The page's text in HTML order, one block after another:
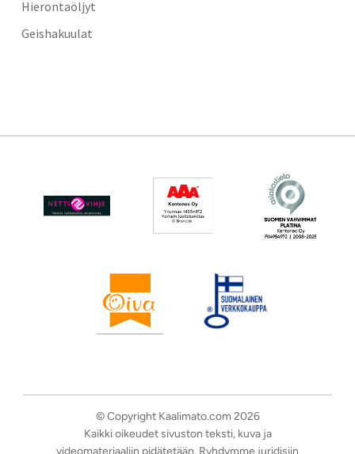
Hierontaöljyt
Geishakuulat
© Copyright Kaalimato.com 2026
Kaikki oikeudet sivuston teksti, kuva ja
videomateriaaliin pidätetään. Ryhdymme juridisiin